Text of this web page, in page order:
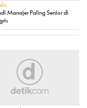
Manajer Paling Senior di